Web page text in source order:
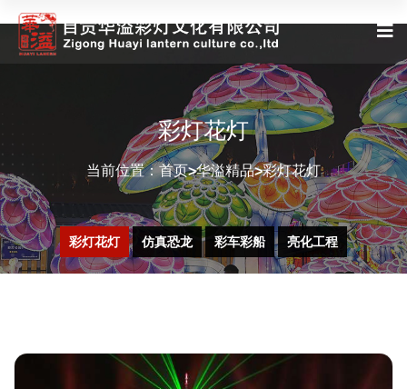
彩灯花灯
当前位置：首页>华溢精品>彩灯花灯
彩灯花灯 仿真恐龙 彩车彩船 亮化工程